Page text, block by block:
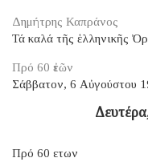
Δημήτρης Καπράνος
Τά καλά τῆς ἑλληνικῆς
Πρό 60 ἐτῶν
Σάββατον, 6 Αὐγούστου
Πρό 60 ετων